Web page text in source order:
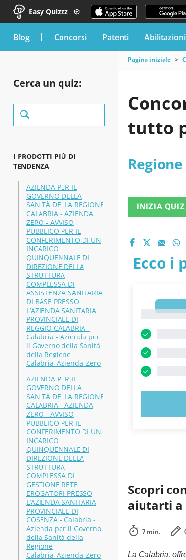
Easy Quizzz
blog Concorsi Patenti Abilitazioni
Cerca un quiz:
I PRODOTTI PIÙ DI
TENDENZA
AZIENDA PER IL
GOVERNO DELLA
SANITÀ DELLA REGIONE
CALABRIA - AZIENDA
ZERO - AVVISO
PUBBLICO PER IL
CONFERIMENTO DI UN
INCARICO
QUINQUENNALE DI
DIREZIONE DELLA
STRUTTURA
COMPLESSA DI
ASSISTENZA SANITARIA
DI BASE PRESSO
L’AZIENDA SANITARIA
PROVINCIALE DI
REGGIO CALABRIA -
Calabria - Azienda per
il Governo della Sanità
della Regione
Calabria_Azienda_Zero
AZIENDA PER IL
GOVERNO DELLA
SANITÀ DELLA REGIONE
CALABRIA - AZIENDA
ZERO - AVVISO
PUBBLICO PER IL
CONFERIMENTO DI UN
INCARICO
QUINQUENNALE DI
DIREZIONE DELLA
STRUTTURA
COMPLESSA DI
GESTIONE RETE
EROGATORI PRESSO
L’AZIENDA SANITARIA
PROVINCIALE DI
COSENZA - Calabria -
Azienda per il Governo
della Sanità della
Regione
Calabria_Azienda_Zero
Pagina iniziale
tutto
INIZIA QUIZ
Ecco i
Scopri
aiutarti a
7 min.
La Calabria,